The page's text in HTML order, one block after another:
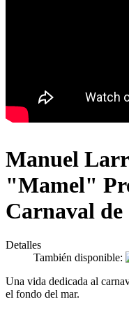
Manuel
"Mamel"
Carnaval de
Detalles
También disponible:
Una vida dedicada al
el fondo del mar.